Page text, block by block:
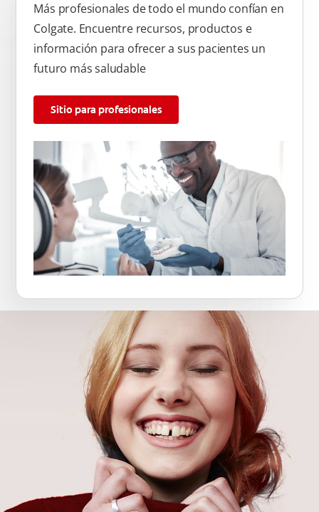
Más profesionales de todo el mundo confían en
Colgate. Encuentre recursos, productos e
información para ofrecer a sus pacientes un
futuro más saludable
Sitio para profesionales